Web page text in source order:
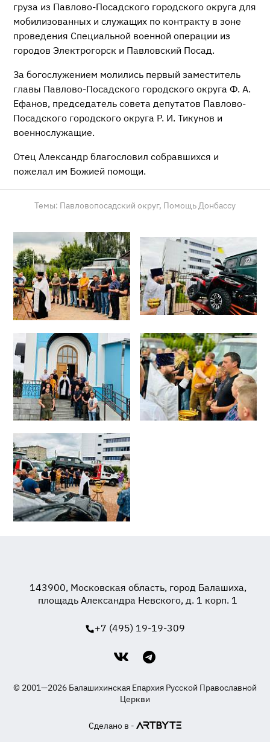
груза из Павлово-Посадского городского округа для
мобилизованных и служащих по контракту в зоне
проведения Специальной военной операции из
городов Электрогорск и Павловский Посад.
За богослужением молились первый заместитель
главы Павлово-Посадского городского округа Ф. А.
Ефанов, председатель совета депутатов Павлово-
Посадского городского округа Р. И. Тикунов и
военнослужащие.
Отец Александр благословил собравшихся и
пожелал им Божией помощи.
Темы: Павловопосадский округ, Помощь Донбассу
143900, Московская область, город Балашиха,
площадь Александра Невского, д. 1 корп. 1
+7 (495) 19-19-309
© 2001—2026 Балашихинская Епархия Русской Православной
Церкви
Сделано в -